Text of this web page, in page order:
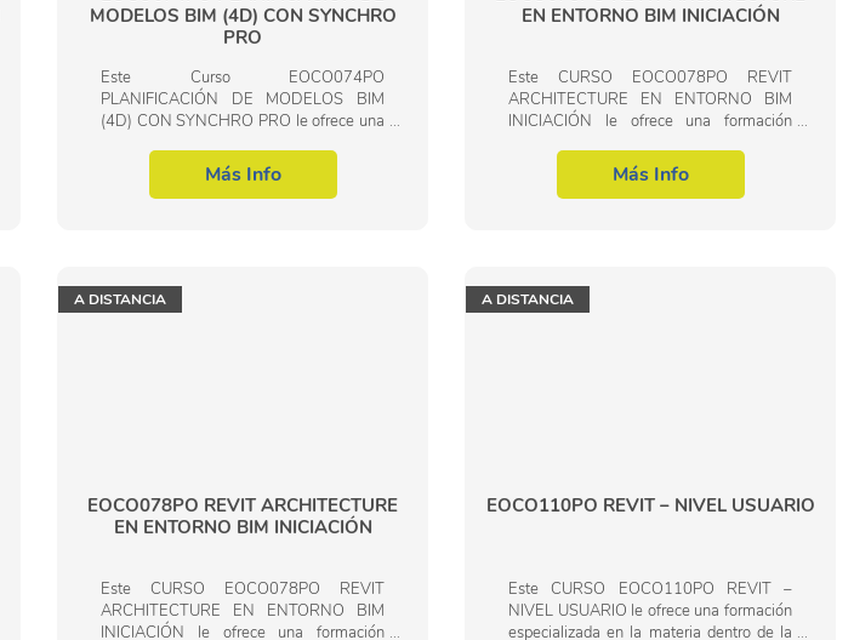
MODELOS BIM (4D) CON SYNCHRO
PRO
Este Curso EOCO074PO
PLANIFICACIÓN DE MODELOS BIM
(4D) CON SYNCHRO PRO le ofrece una
dentro de la Familia Profesional de
Edificación y obra civil. Con este...
Más Info
EN ENTORNO BIM INICIACIÓN
Este CURSO EOCO078PO REVIT
ARCHITECTURE EN ENTORNO BIM
INICIACIÓN le ofrece una formación
Familia Profesional de Edificación y obra
civil. Con este CURSO...
Más Info
A DISTANCIA
EOCO078PO REVIT ARCHITECTURE
EN ENTORNO BIM INICIACIÓN
Este CURSO EOCO078PO REVIT
ARCHITECTURE EN ENTORNO BIM
INICIACIÓN le ofrece una formación
A DISTANCIA
EOCO110PO REVIT – NIVEL USUARIO
Este CURSO EOCO110PO REVIT –
NIVEL USUARIO le ofrece una formación
especializada en la materia dentro de la